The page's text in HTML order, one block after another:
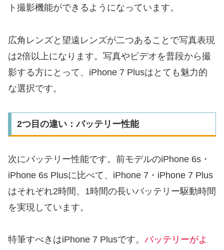
ト撮影機能ができるようになっています。
広角レンズと望遠レンズが二つあることで写真表現
は2倍以上になります。写真やビデオを普段から撮
影する方にとって、iPhone 7 Plusはとても魅力的
な選択です。
2つ目の違い：バッテリー性能
次にバッテリー性能です。前モデルのiPhone 6s・
iPhone 6s Plusに比べて、iPhone 7・iPhone 7 Plus
はそれぞれ2時間、1時間の長いバッテリー駆動時間
を実現しています。
特筆すべきはiPhone 7 Plusです。 バッテリーがよ